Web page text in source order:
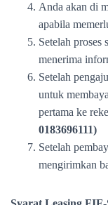
Anda akan di
apabila
Setelah proses
menerima
Setelah
untuk
pertama ke
0183696111)
Setelah
mengirimkan